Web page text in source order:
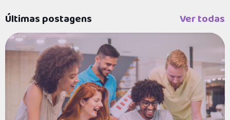
Últimas postagens Ver todas
Parcelas de consórcio que cabem no seu bolso e
nada de juros? Só podia ser eutbem ;-)
06/10/2022
Dia Mundial do Dentista: curiosidades e
formas de pagar pelo sorriso perfeito
Últimas postagens Ver todas